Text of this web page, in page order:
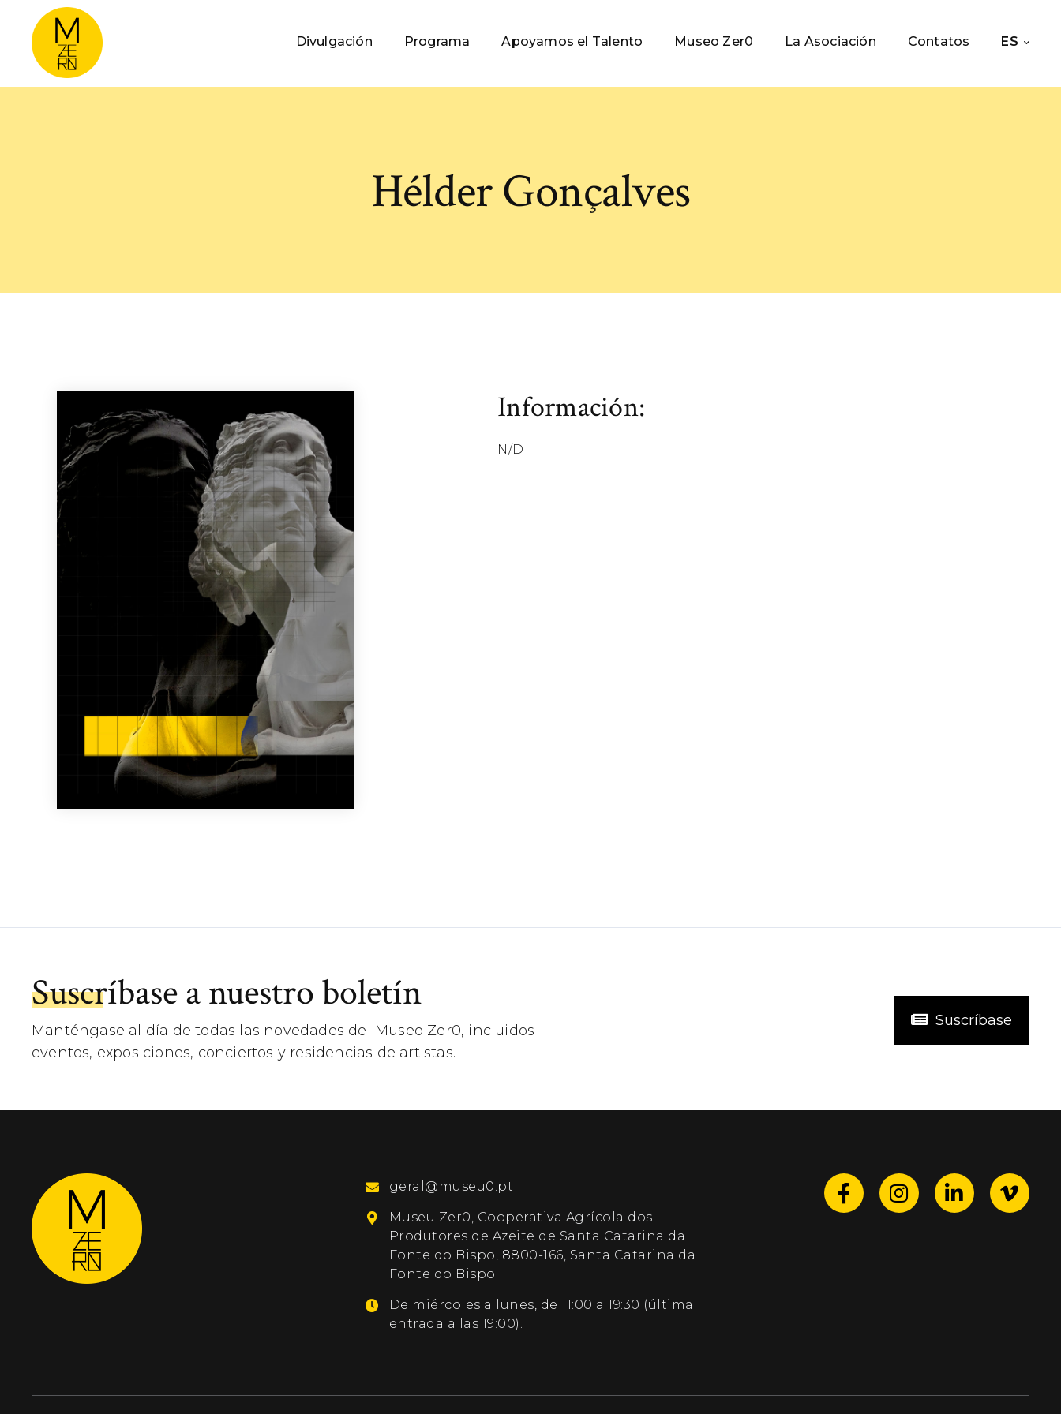
Divulgación Programa Apoyamos el Talento Museo Zer0 La Asociación Contatos ES
Hélder Gonçalves
Información:
N/D
Suscríbase a nuestro boletín
Manténgase al día de todas las novedades del Museo Zer0, incluidos
eventos, exposiciones, conciertos y residencias de artistas.
Suscríbase
geral@museu0.pt
Museu Zer0, Cooperativa Agrícola dos
Produtores de Azeite de Santa Catarina da
Fonte do Bispo, 8800-166, Santa Catarina da
Fonte do Bispo
De miércoles a lunes, de 11:00 a 19:30 (última
entrada a las 19:00).